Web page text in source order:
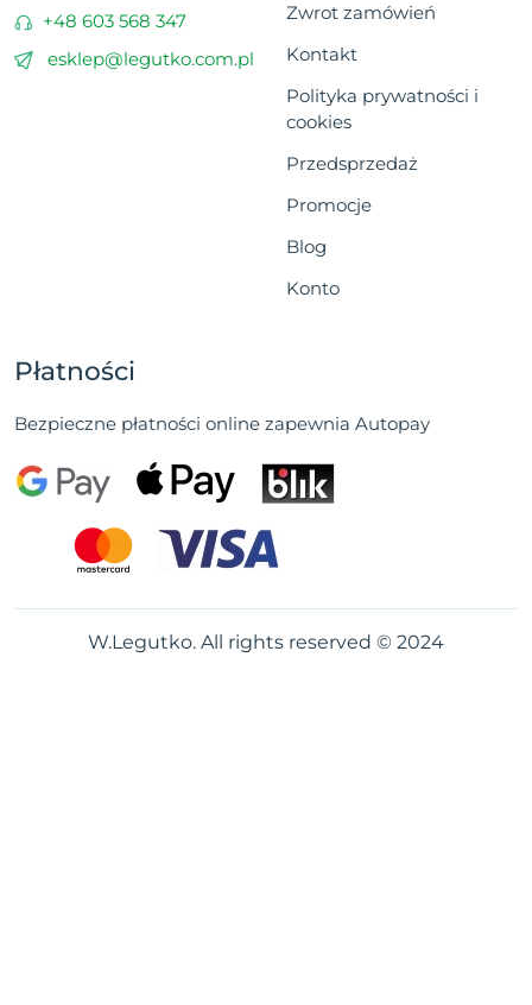
+48 603 568 347
esklep@legutko.com.pl
Zwrot zamówień
Kontakt
Polityka prywatności i
cookies
Przedsprzedaż
Promocje
Blog
Konto
Płatności
Bezpieczne płatności online zapewnia Autopay
W.Legutko. All rights reserved © 2024